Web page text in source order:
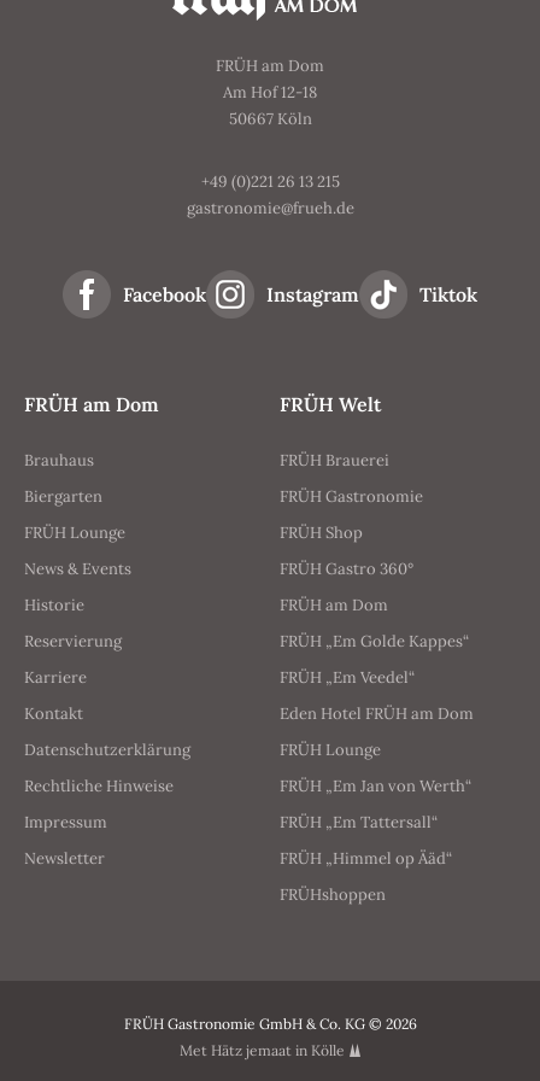
FRÜH am Dom
Am Hof 12-18
50667 Köln
+49 (0)221 26 13 215
gastronomie@frueh.de
Facebook Instagram Tiktok
FRÜH am Dom
Brauhaus
Biergarten
FRÜH Lounge
News & Events
Historie
Reservierung
Karriere
Kontakt
Datenschutzerklärung
Rechtliche Hinweise
Impressum
Newsletter
FRÜH Welt
FRÜH Brauerei
FRÜH Gastronomie
FRÜH Shop
FRÜH Gastro 360°
FRÜH am Dom
FRÜH „Em Golde Kappes“
FRÜH „Em Veedel“
Eden Hotel FRÜH am Dom
FRÜH Lounge
FRÜH „Em Jan von Werth“
FRÜH „Em Tattersall“
FRÜH „Himmel op Ääd“
FRÜHshoppen
FRÜH Gastronomie GmbH & Co. KG © 2026
Met Hätz jemaat in Kölle